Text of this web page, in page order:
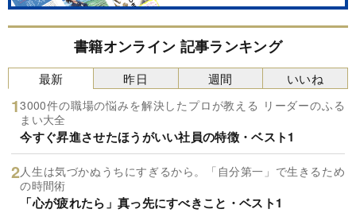
書籍オンライン 記事ランキング
最新
3000件の職場の悩みを解決したプロが教える リーダーのふる
まい大全
今すぐ昇進させたほうがいい社員の特徴・ベスト1
人生は気づかぬうちにすぎるから。「自分第一」で生きるため
の時間術
「心が疲れたら」真っ先にすべきこと・ベスト1
昨日 週間 いいね